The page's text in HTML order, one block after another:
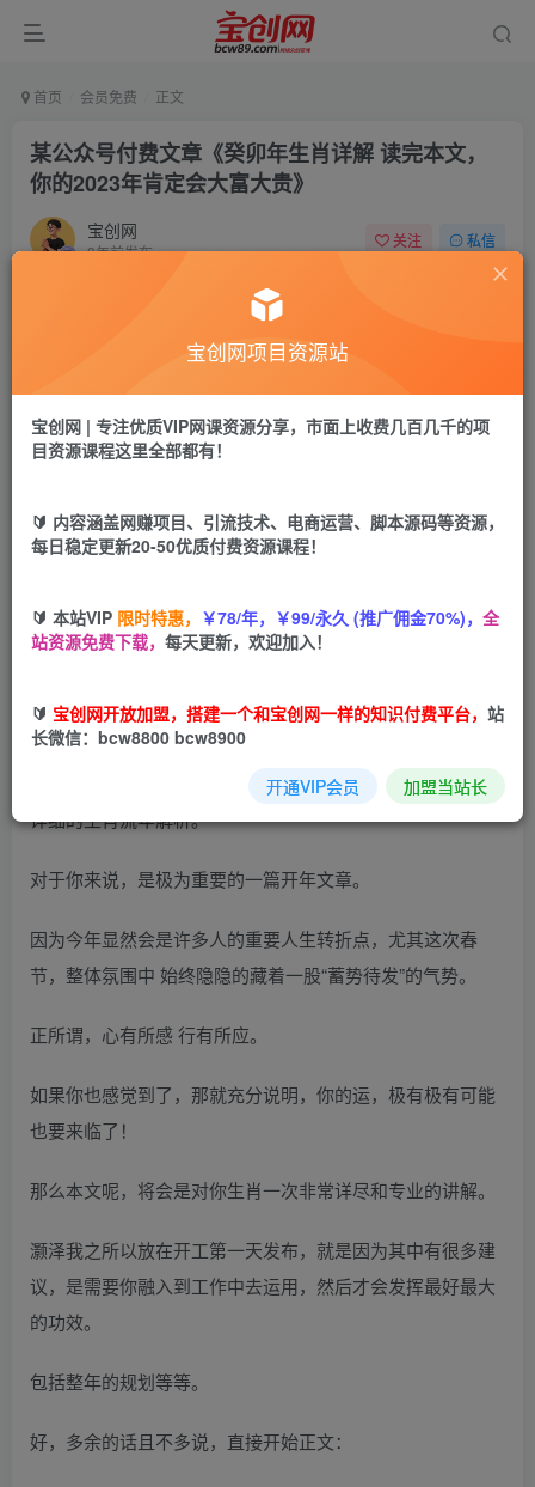
首页 会员免费 正文
某公众号付费文章《癸卯年生肖详解 读完本文，
你的2023年肯定会大富大贵》
宝创网
3年前发布
关注 私信
宝币9.9 宝币 19.9
立即购买
发布了。
可以很负责任说，本文是目前市面上，最系统 最专业 也是最
详细的生肖流年解析。
对于你来说，是极为重要的一篇开年文章。
因为今年显然会是许多人的重要人生转折点，尤其这次春
节，整体氛围中 始终隐隐的藏着一股“蓄势待发”的气势。
正所谓，心有所感 行有所应。
如果你也感觉到了，那就充分说明，你的运，极有极有可能
也要来临了！
那么本文呢，将会是对你生肖一次非常详尽和专业的讲解。
灏泽我之所以放在开工第一天发布，就是因为其中有很多建
议，是需要你融入到工作中去运用，然后才会发挥最好最大
的功效。
包括整年的规划等等。
好，多余的话且不多说，直接开始正文：
宝创网项目资源站
宝创网 | 专注优质VIP网课资源分享，市面上收费几百几千的项
目资源课程这里全部都有！
🔰 内容涵盖网赚项目、引流技术、电商运营、脚本源码等资源，
每日稳定更新20-50优质付费资源课程！
🔰 本站VIP 限时特惠， ￥78/年，￥99/永久 (推广佣金70%)， 全
站资源免费下载， 每天更新，欢迎加入！
🔰 宝创网开放加盟，搭建一个和宝创网一样的知识付费平台， 站
长微信：bcw8800 bcw8900
开通VIP会员 加盟当站长